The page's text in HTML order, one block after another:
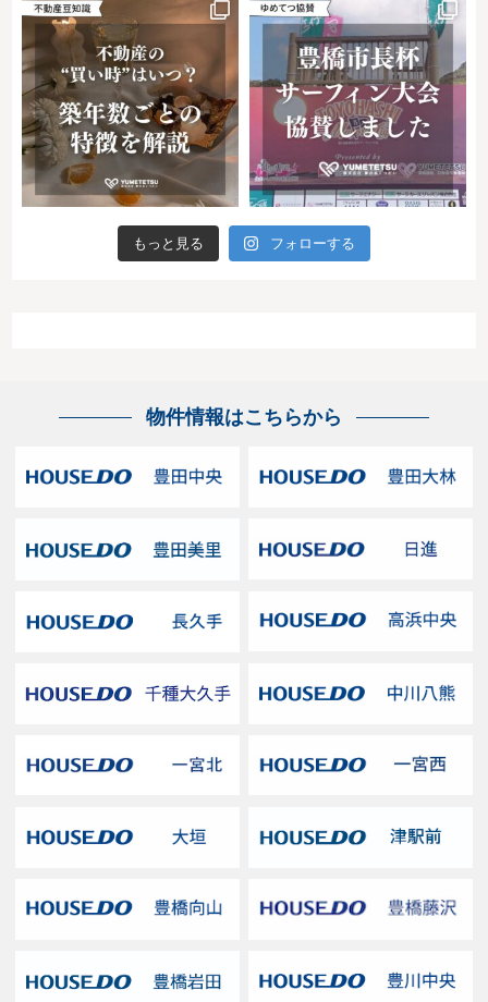
もっと見る フォローする
物件情報はこちらから